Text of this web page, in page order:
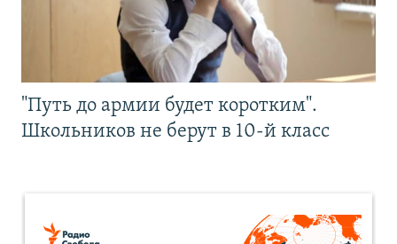
"Путь до армии будет коротким".
Школьников не берут в 10-й класс